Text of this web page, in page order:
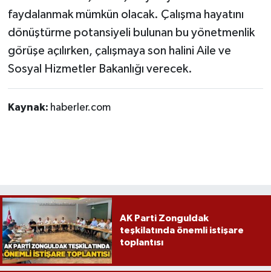
faydalanmak mümkün olacak. Çalışma hayatını
dönüştürme potansiyeli bulunan bu yönetmenlik
görüşe açılırken, çalışmaya son halini Aile ve
Sosyal Hizmetler Bakanlığı verecek.
Kaynak: haberler.com
AK Parti Zonguldak
teşkilatında önemli istişare
toplantısı